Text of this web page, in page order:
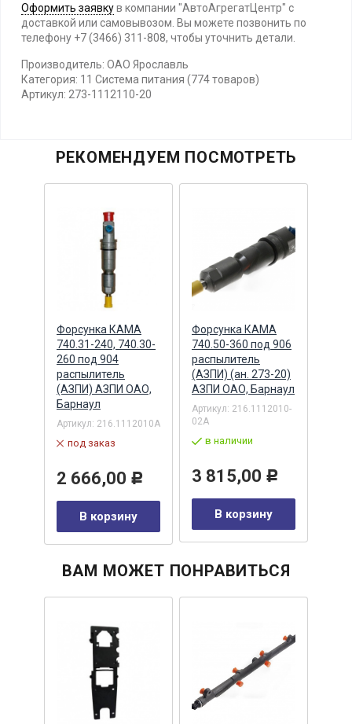
Оформить заявкув компании "АвтоАгрегатЦентр" с
доставкой или самовывозом. Вы можете позвонить по
телефону +7 (3466) 311-808, чтобы уточнить детали.
Производитель: ОАО Ярославль
Категория: 11 Система питания (774 товаров)
Артикул: 273-1112110-20
РЕКОМЕНДУЕМ ПОСМОТРЕТЬ
Форсунка КАМА
740.31-240, 740.30-
260 под 904
распылитель
(АЗПИ) АЗПИ ОАО,
Барнаул
Артикул: 216.1112010А
под заказ
2 666,00 Р
В корзину
Форсунка КАМА
740.50-360 под 906
распылитель
(АЗПИ) (ан. 273-20)
АЗПИ ОАО, Барнаул
Артикул: 216.1112010-
02А
в наличии
3 815,00 Р
В корзину
ВАМ МОЖЕТ ПОНРАВИТЬСЯ